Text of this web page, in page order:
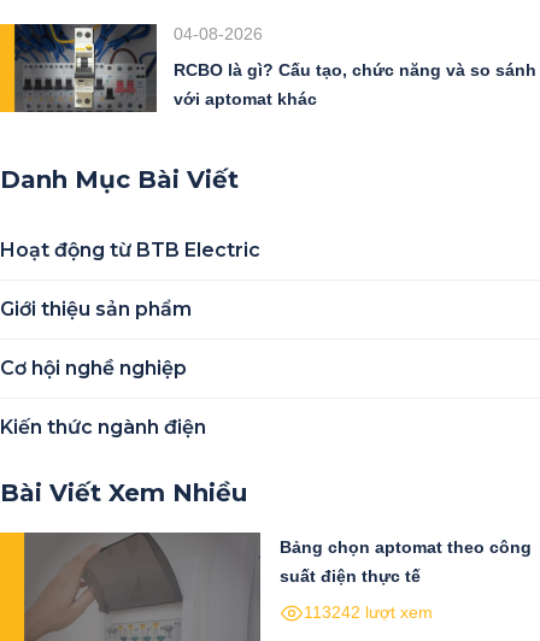
04-08-2026
RCBO là gì? Cấu tạo, chức năng và so sánh
với aptomat khác
Danh Mục Bài Viết
Hoạt động từ BTB Electric
Giới thiệu sản phẩm
Cơ hội nghề nghiệp
Kiến thức ngành điện
Bài Viết Xem Nhiều
Bảng chọn aptomat theo công
suất điện thực tế
113242 lượt xem